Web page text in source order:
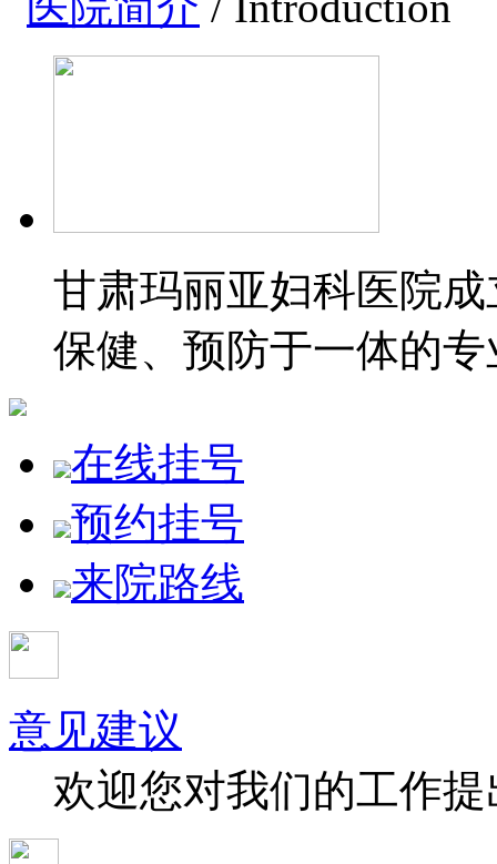
甘肃玛丽亚妇科医院
保健、预防于一体的
在线挂号
预约挂号
来院路线
意见建议
欢迎您对我们的工作